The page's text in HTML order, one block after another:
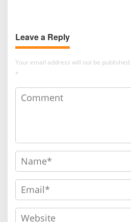
Leave a Reply
Your email address will not be published.
*